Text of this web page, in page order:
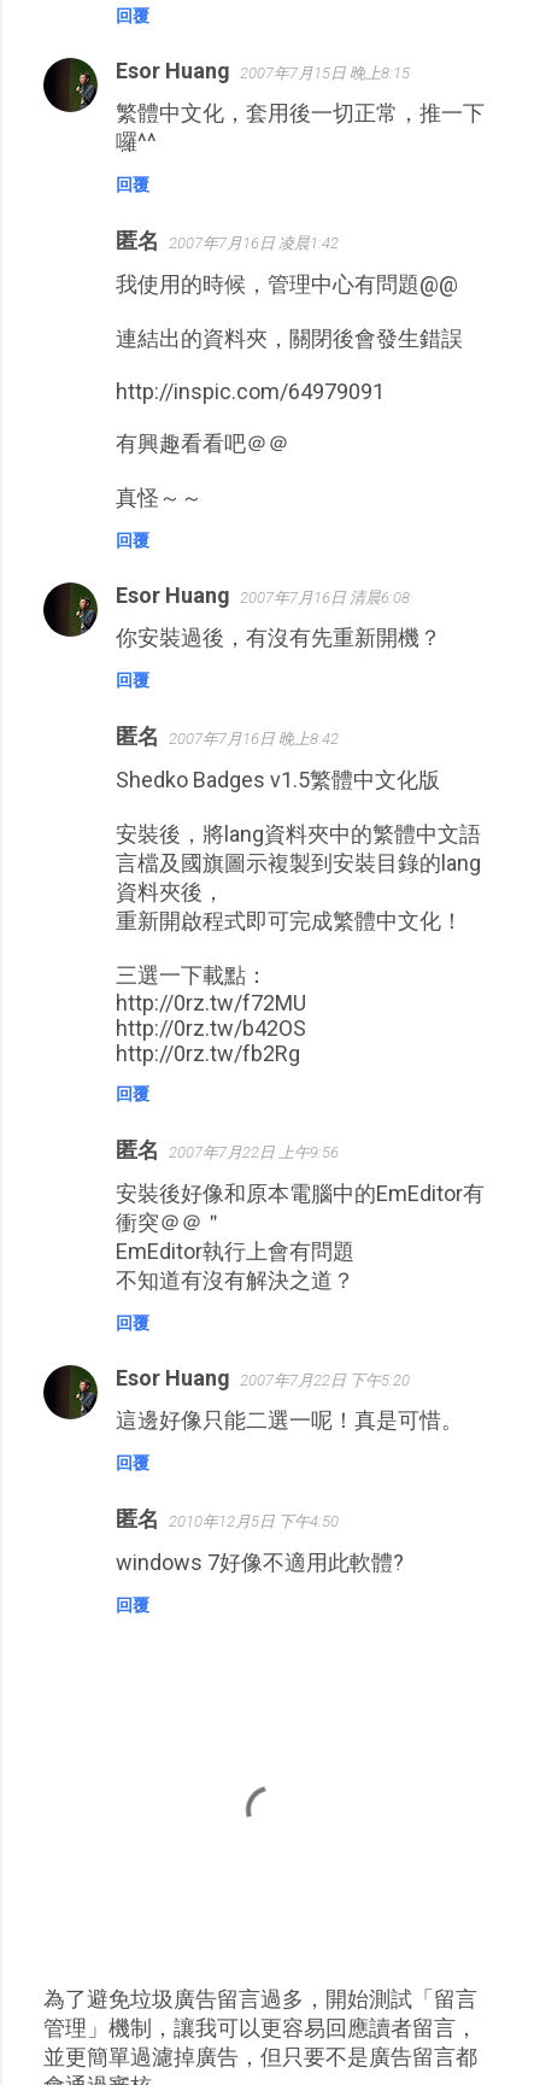
回覆
Esor Huang 2007年7月15日 晚上8:15
繁體中文化，套用後一切正常，推一下
囉^^
回覆
匿名 2007年7月16日 凌晨1:42
我使用的時候，管理中心有問題@@
連結出的資料夾，關閉後會發生錯誤
http://inspic.com/64979091
有興趣看看吧＠＠
真怪～～
回覆
Esor Huang 2007年7月16日 清晨6:08
你安裝過後，有沒有先重新開機？
回覆
匿名 2007年7月16日 晚上8:42
Shedko Badges v1.5繁體中文化版
安裝後，將lang資料夾中的繁體中文語
言檔及國旗圖示複製到安裝目錄的lang
資料夾後，
重新開啟程式即可完成繁體中文化！
三選一下載點：
http://0rz.tw/f72MU
http://0rz.tw/b42OS
http://0rz.tw/fb2Rg
回覆
匿名 2007年7月22日 上午9:56
安裝後好像和原本電腦中的EmEditor有
衝突＠＠＂
EmEditor執行上會有問題
不知道有沒有解決之道？
回覆
Esor Huang 2007年7月22日 下午5:20
這邊好像只能二選一呢！真是可惜。
回覆
匿名 2010年12月5日 下午4:50
windows 7好像不適用此軟體?
回覆
張
貼
為了避免垃圾廣告留言過多，開始測試「留言
管理」機制，讓我可以更容易回應讀者留言，
並更簡單過濾掉廣告，但只要不是廣告留言都